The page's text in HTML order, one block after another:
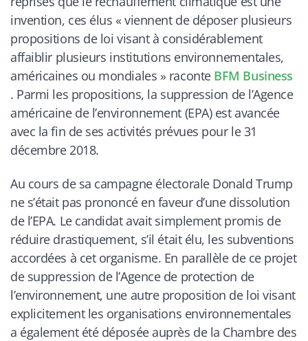
invention, ces élus «viennent de déposer plusieurs
propositions de loi visant à considérablement
affaiblir plusieurs institutions environnementales,
américaines ou mondiales » raconte BFM Business
. Parmi les propositions, la suppression de l’Agence
américaine de l’environnement (EPA) est avancée
avec la fin de ses activités prévues pour le 31
décembre 2018.
Au cours de sa campagne électorale Donald Trump
ne s’était pas prononcé en faveur d’une dissolution
de l’EPA. Le candidat avait simplement promis de
réduire drastiquement, s’il était élu, les subventions
accordées à cet organisme. En parallèle de ce projet
de suppression de l’Agence de protection de
l’environnement, une autre proposition de loi visant
explicitement les organisations environnementales
a également été déposée auprès de la Chambre des